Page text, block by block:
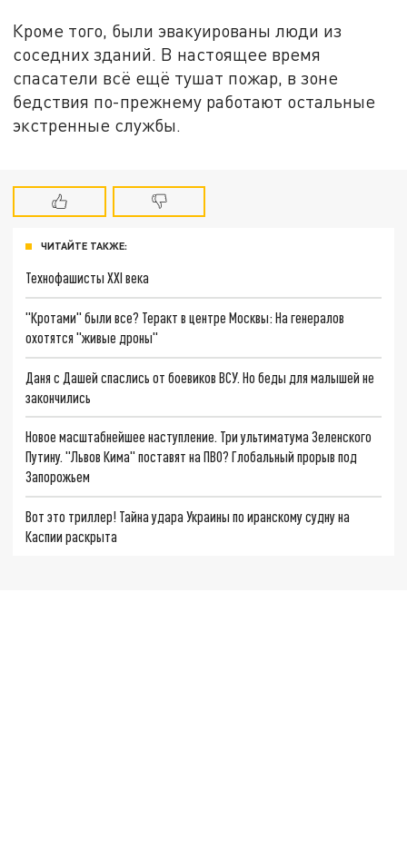
Кроме того, были эвакуированы люди из
соседних зданий. В настоящее время
спасатели всё ещё тушат пожар, в зоне
бедствия по-прежнему работают остальные
экстренные службы.
ЧИТАЙТЕ ТАКЖЕ:
Технофашисты XXI века
"Кротами" были все? Теракт в центре Москвы: На генералов
охотятся "живые дроны"
Даня с Дашей спаслись от боевиков ВСУ. Но беды для малышей не
закончились
Новое масштабнейшее наступление. Три ультиматума Зеленского
Путину. "Львов Кима" поставят на ПВО? Глобальный прорыв под
Запорожьем
Вот это триллер! Тайна удара Украины по иранскому судну на
Каспии раскрыта